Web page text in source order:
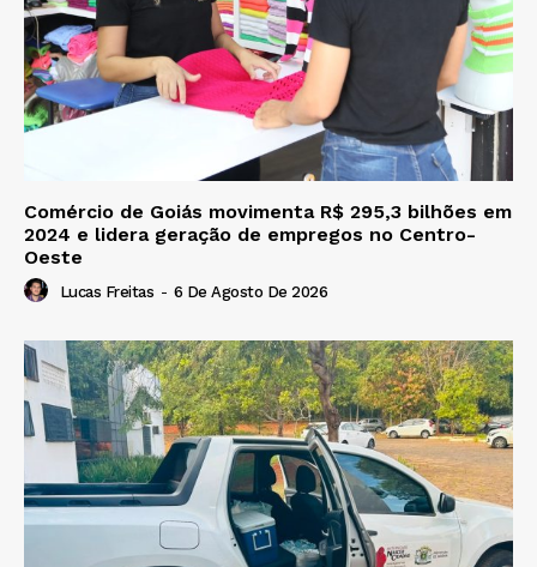
Comércio de Goiás movimenta R$ 295,3 bilhões em
2024 e lidera geração de empregos no Centro-
Oeste
Lucas Freitas - 6 De Agosto De 2026